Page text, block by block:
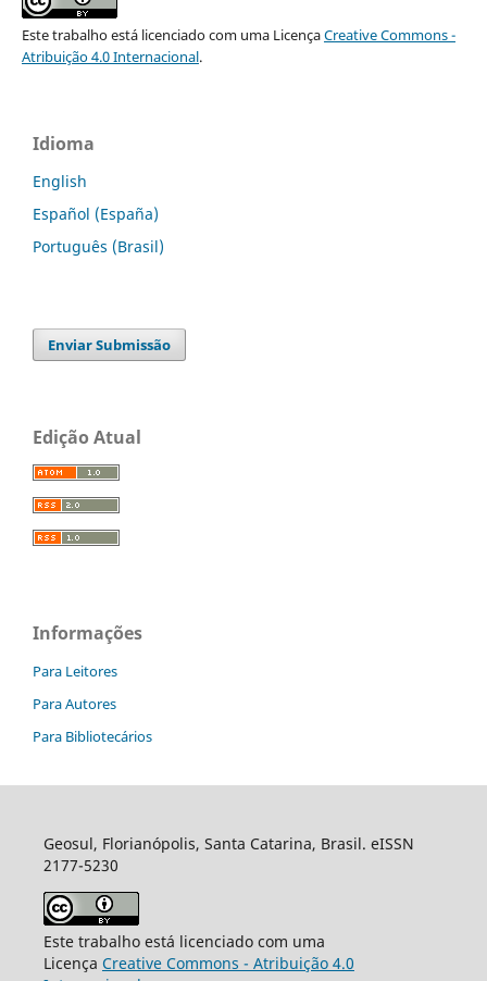
Este trabalho está licenciado com uma LicençaCreative Commons -
Atribuição 4.0 Internacional.
Idioma
English
Español (España)
Português (Brasil)
Enviar Submissão
Edição Atual
Informações
Para Leitores
Para Autores
Para Bibliotecários
Geosul, Florianópolis, Santa Catarina, Brasil. eISSN
2177-5230
Este trabalho está licenciado com uma
Licença Creative Commons - Atribuição 4.0